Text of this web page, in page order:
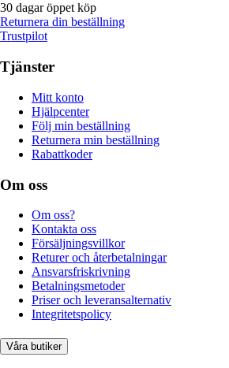
30 dagar öppet köp
Returnera din beställning
Trustpilot
Tjänster
Mitt konto
Hjälpcenter
Följ min beställning
Returnera min beställning
Rabattkoder
Om oss
Om oss?
Kontakta oss
Försäljningsvillkor
Returer och återbetalningar
Ansvarsfriskrivning
Betalningsmetoder
Priser och leveransalternativ
Integritetspolicy
Våra butiker